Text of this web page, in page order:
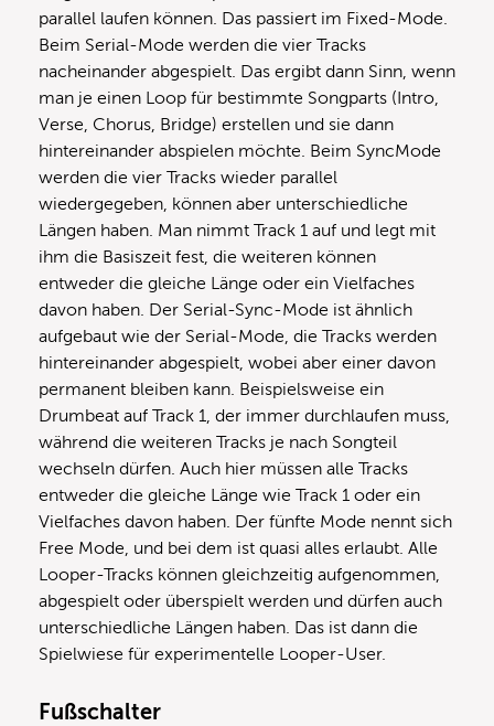
parallel laufen können. Das passiert im Fixed-Mode.
Beim Serial-Mode werden die vier Tracks
nacheinander abgespielt. Das ergibt dann Sinn, wenn
man je einen Loop für bestimmte Songparts (Intro,
Verse, Chorus, Bridge) erstellen und sie dann
hintereinander abspielen möchte. Beim SyncMode
werden die vier Tracks wieder parallel
wiedergegeben, können aber unterschiedliche
Längen haben. Man nimmt Track 1 auf und legt mit
ihm die Basiszeit fest, die weiteren können
entweder die gleiche Länge oder ein Vielfaches
davon haben. Der Serial-Sync-Mode ist ähnlich
aufgebaut wie der Serial-Mode, die Tracks werden
hintereinander abgespielt, wobei aber einer davon
permanent bleiben kann. Beispielsweise ein
Drumbeat auf Track 1, der immer durchlaufen muss,
während die weiteren Tracks je nach Songteil
wechseln dürfen. Auch hier müssen alle Tracks
entweder die gleiche Länge wie Track 1 oder ein
Vielfaches davon haben. Der fünfte Mode nennt sich
Free Mode, und bei dem ist quasi alles erlaubt. Alle
Looper-Tracks können gleichzeitig aufgenommen,
abgespielt oder überspielt werden und dürfen auch
unterschiedliche Längen haben. Das ist dann die
Spielwiese für experimentelle Looper-User.
Fußschalter